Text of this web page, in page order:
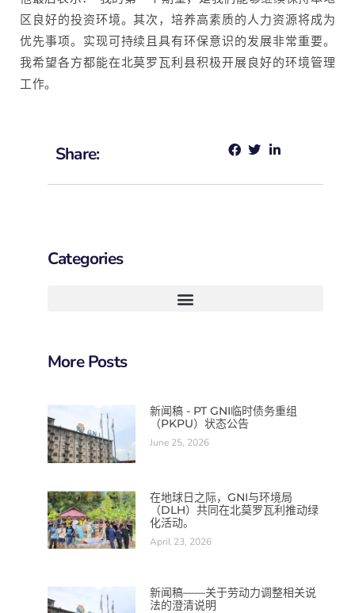
区良好的投资环境。其次，培养高素质的人力资源将成为
优先事项。实现可持续且具有环保意识的发展非常重要。
我希望各方都能在北莫罗瓦利县积极开展良好的环境管理
工作。
Share:
Categories
More Posts
新闻稿 - PT GNI临时债务重组
（PKPU）状态公告
June 25, 2026
在地球日之际，GNI与环境局
（DLH）共同在北莫罗瓦利推动绿
化活动。
April 23, 2026
新闻稿——关于劳动力调整相关说
法的澄清说明